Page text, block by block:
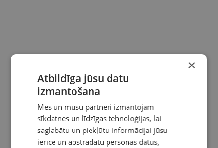
×
Atbildīga jūsu datu
izmantošana
Mēs un mūsu partneri izmantojam
sīkdatnes un līdzīgas tehnoloģijas, lai
saglabātu un piekļūtu informācijai jūsu
ierīcē un apstrādātu personas datus,